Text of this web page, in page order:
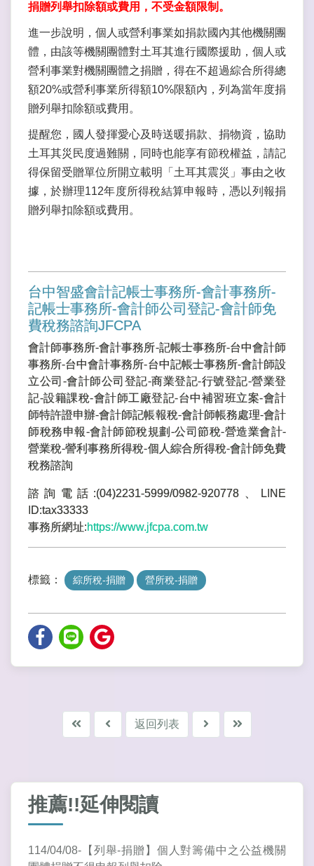
捐贈列舉扣除額或費用，不受金額限制。
進一步說明，個人或營利事業如捐款國內其他機關團
體，由該等機關團體對土耳其進行國際援助，個人或
營利事業對機關團體之捐贈，得在不超過綜合所得總
額20%或營利事業所得額10%限額內，列為當年度捐
贈列舉扣除額或費用。
提醒您，國人發揮愛心及時送暖捐款、捐物資，協助
土耳其災民度過難關，同時也能享有節稅權益，請記
得保留受贈單位所開立載明「土耳其震災」事由之收
據，於辦理112年度所得稅結算申報時，憑以列報捐
贈列舉扣除額或費用。
台中智盛會計記帳士事務所-會計事務所-
記帳士事務所-會計師公司登記-會計師免
費稅務諮詢JFCPA
會計師事務所-會計事務所-記帳士事務所-台中會計師
事務所-台中會計事務所-台中記帳士事務所-會計師設
立公司-會計師公司登記-商業登記-行號登記-營業登
記-設籍課稅-會計師工廠登記-台中補習班立案-會計
師特許證申辦-會計師記帳報稅-會計師帳務處理-會計
師稅務申報-會計師節稅規劃-公司節稅-營造業會計-
營業稅-謍利事務所得稅-個人綜合所得稅-會計師免費
稅務諮詢
諮詢電話:(04)2231-5999/0982-920778、LINE
ID:tax33333
事務所網址:https://www.jfcpa.com.tw
標籤： 綜所稅-捐贈 營所稅-捐贈
返回列表
推薦!!延伸閱讀
114/04/08-【列舉-捐贈】個人對籌備中之公益機關